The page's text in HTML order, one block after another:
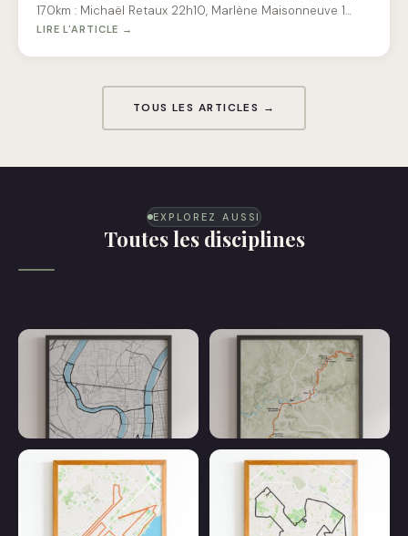
170km : Michaël Retaux 22h10, Marlène Maisonneuve 1…
LIRE L'ARTICLE →
TOUS LES ARTICLES →
EXPLOREZ AUSSI
Toutes les disciplines
Affiche 10 km Affiche 100 km